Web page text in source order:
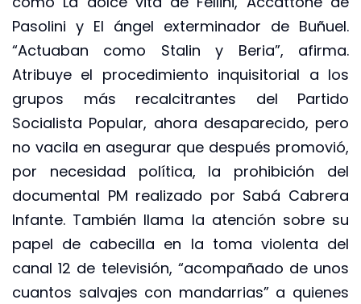
Pasolini y El ángel exterminador de Buñuel.
“Actuaban como Stalin y Beria”, afirma.
Atribuye el procedimiento inquisitorial a los
grupos más recalcitrantes del Partido
Socialista Popular, ahora desaparecido, pero
no vacila en asegurar que después promovió,
por necesidad política, la prohibición del
documental PM realizado por Sabá Cabrera
Infante. También llama la atención sobre su
papel de cabecilla en la toma violenta del
canal 12 de televisión, “acompañado de unos
cuantos salvajes con mandarrias” a quienes